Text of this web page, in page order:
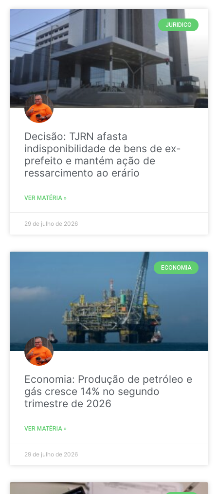
JURIDICO
Decisão: TJRN afasta
indisponibilidade de bens de ex-
prefeito e mantém ação de
ressarcimento ao erário
VER MATÉRIA »
29 de julho de 2026
ECONOMIA
Economia: Produção de petróleo e
gás cresce 14% no segundo
trimestre de 2026
VER MATÉRIA »
29 de julho de 2026